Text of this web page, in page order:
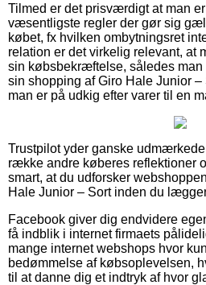
Tilmed er det prisværdigt at man
væsentligste regler der gør sig
købet, fx hvilken ombytningsret
relation er det virkelig relevant, at
sin købsbekræftelse, således man
sin shopping af Giro Hale Junior
man er på udkig efter varer til en
Trustpilot yder ganske
række andre køberes reflektioner
smart, at du udforsker
Hale Junior – Sort inden du
Facebook giver dig endvidere
få indblik i internet firmaets
mange internet webshops hvor
bedømmelse af købsoplevelsen,
til at danne dig et indtryk af hvor